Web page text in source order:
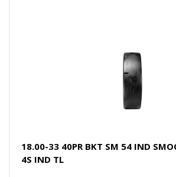
18.00-33 40PR BKT SM 54 IND
4S IND TL